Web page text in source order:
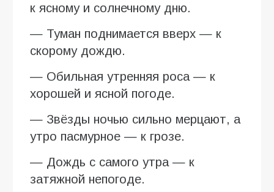
к ясному и солнечному дню.
— Туман поднимается вверх — к
скорому дождю.
— Обильная утренняя роса — к
хорошей и ясной погоде.
— Звёзды ночью сильно мерцают, а
утро пасмурное — к грозе.
— Дождь с самого утра — к
затяжной непогоде.